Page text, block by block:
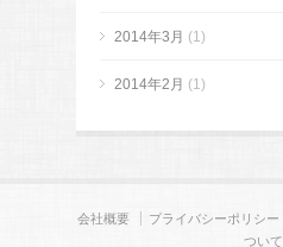
2014年3月 (1)
2014年2月 (1)
会社概要 プライバシーポリシー
ついて